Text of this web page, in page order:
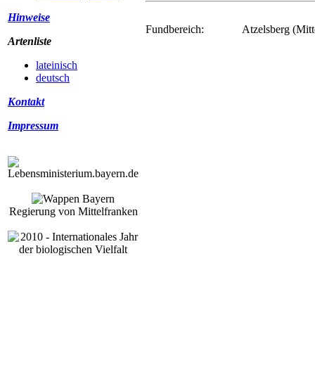
Hinweise
Artenliste
lateinisch
deutsch
Kontakt
Impressum
Regierung von Mittelfranken
Fundbereich: Atzelsberg